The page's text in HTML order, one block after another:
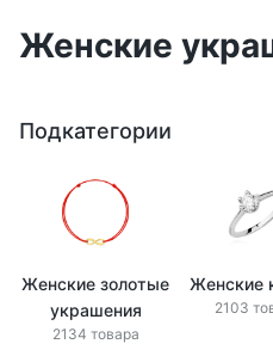
Женские
Подкатегории
Женские золотые
украшения
2134 товара
Женские
2103